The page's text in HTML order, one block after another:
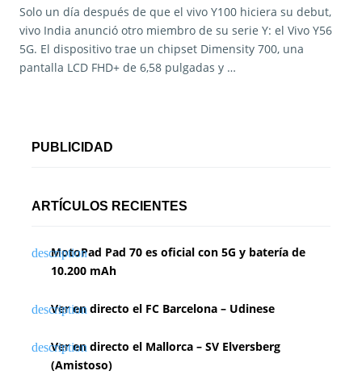
Solo un día después de que el vivo Y100 hiciera su debut,
vivo India anunció otro miembro de su serie Y: el Vivo Y56
5G. El dispositivo trae un chipset Dimensity 700, una
pantalla LCD FHD+ de 6,58 pulgadas y …
PUBLICIDAD
ARTÍCULOS RECIENTES
MotoPad Pad 70 es oficial con 5G y batería de
10.200 mAh
Ver en directo el FC Barcelona – Udinese
Ver en directo el Mallorca – SV Elversberg
(Amistoso)